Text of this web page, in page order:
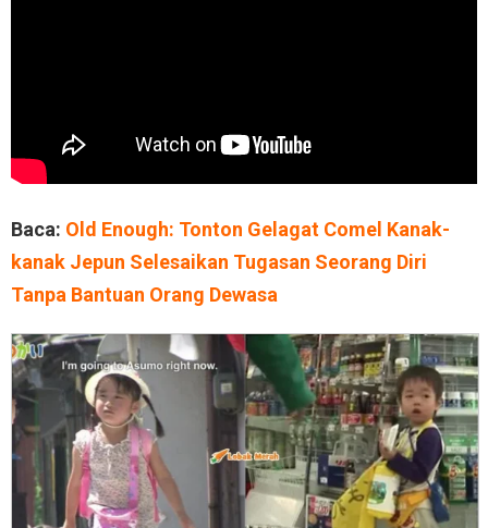
Baca: Old Enough: Tonton Gelagat Comel Kanak-
kanak Jepun Selesaikan Tugasan Seorang Diri
Tanpa Bantuan Orang Dewasa